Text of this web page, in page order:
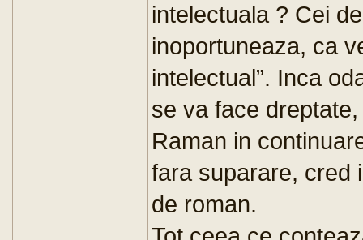
intelectuala ? Cei
inoportuneaza, ca
intelectual”. Inca
se va face
Raman in
fara suparare,
de roman.